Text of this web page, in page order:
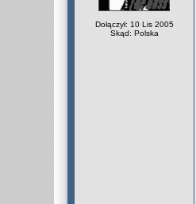
Dołączył: 10 Lis 2005
Skąd: Polska